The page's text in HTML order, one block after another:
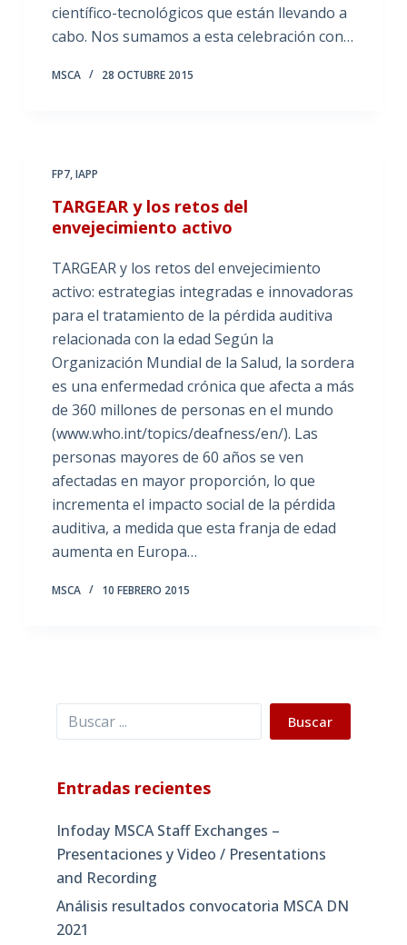
científico-tecnológicos que están llevando a
cabo. Nos sumamos a esta celebración con…
MSCA 28 OCTUBRE 2015
FP7,IAPP
TARGEAR y los retos del
envejecimiento activo
TARGEAR y los retos del envejecimiento
activo: estrategias integradas e innovadoras
para el tratamiento de la pérdida auditiva
relacionada con la edad Según la
Organización Mundial de la Salud, la sordera
es una enfermedad crónica que afecta a más
de 360 millones de personas en el mundo
(www.who.int/topics/deafness/en/). Las
personas mayores de 60 años se ven
afectadas en mayor proporción, lo que
incrementa el impacto social de la pérdida
auditiva, a medida que esta franja de edad
aumenta en Europa…
MSCA 10 FEBRERO 2015
Buscar Buscar
Entradas recientes
Infoday MSCA Staff Exchanges –
Presentaciones y Video / Presentations
and Recording
Análisis resultados convocatoria MSCA DN
2021